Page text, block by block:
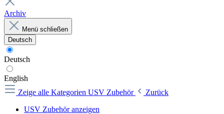
Archiv
Menü schließen
Deutsch
Deutsch
English
Zeige alle Kategorien USV Zubehör
Zurück
USV Zubehör anzeigen